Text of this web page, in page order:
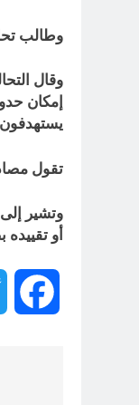
وطالب
وقال
إمكان
تقول
وتشير
أو